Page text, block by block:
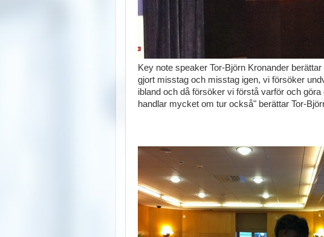
Key note speaker Tor-Björn Kronander
gjort misstag och misstag igen, vi försöker
ibland och då försöker vi förstå varför och
handlar mycket om tur också" berättar Tor-